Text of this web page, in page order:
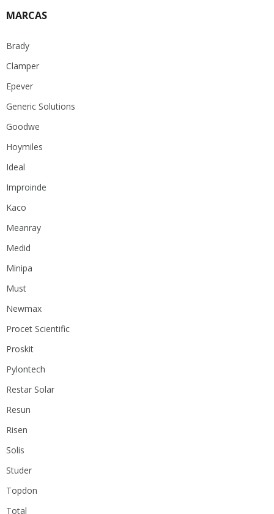
MARCAS
Brady
Clamper
Epever
Generic Solutions
Goodwe
Hoymiles
Ideal
Improinde
Kaco
Meanray
Medid
Minipa
Must
Newmax
Procet Scientific
Proskit
Pylontech
Restar Solar
Resun
Risen
Solis
Studer
Topdon
Total